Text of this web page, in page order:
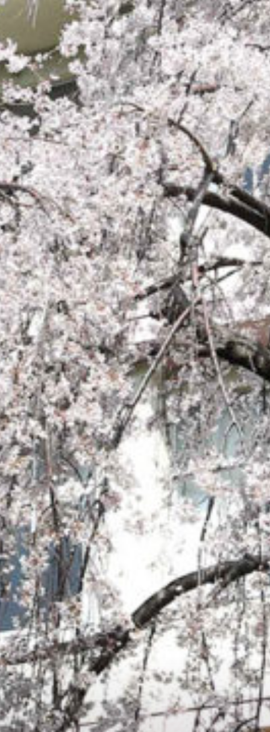
/home/sakurazuka/sakurazuka.ed.jp/public_html/wp-conten
t/themes/sakurazuka_2020/header.php
on line229 Warning
: Attempt to read property "cat_name" on null in